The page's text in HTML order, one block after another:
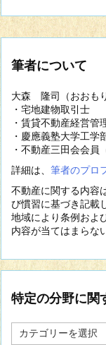
筆者について
大森 隆司（おおも
・宅地建物取引士
・賃貸不動産経営管
・慶應義塾大学工学
・不動産三田会会員
詳細は、 筆者のプロ
不動産に関する内容
び慣習に基づき記載
地域により条例およ
内容が当てはまらな
特定の分野に関
定